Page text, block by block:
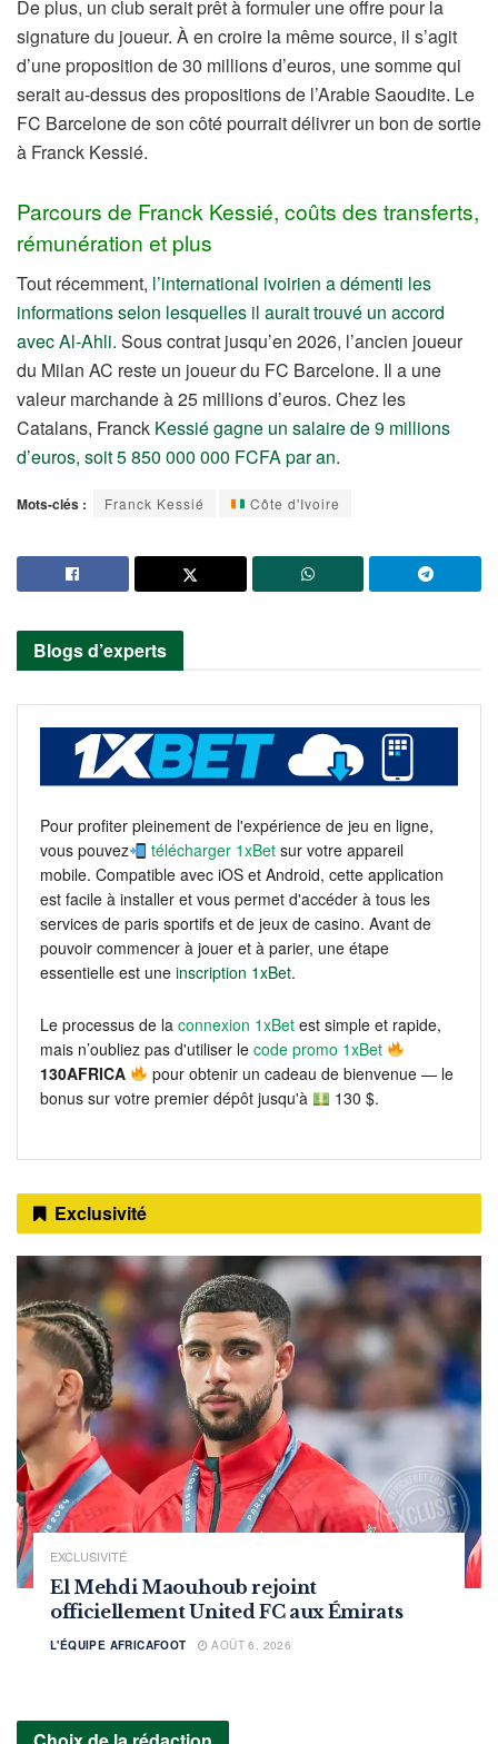
De plus, un club serait prêt à formuler une offre pour la
signature du joueur. À en croire la même source, il s’agit
d’une proposition de 30 millions d’euros, une somme qui
serait au-dessus des propositions de l’Arabie Saoudite. Le
FC Barcelone de son côté pourrait délivrer un bon de sortie
à Franck Kessié.
Parcours de Franck Kessié, coûts des transferts,
rémunération et plus
Tout récemment, l’international ivoirien a démenti les
informations selon lesquelles il aurait trouvé un accord
avec Al-Ahli. Sous contrat jusqu’en 2026, l’ancien joueur
du Milan AC reste un joueur du FC Barcelone. Il a une
valeur marchande à 25 millions d’euros. Chez les
Catalans, Franck Kessié gagne un salaire de 9 millions
d’euros, soit 5 850 000 000 FCFA par an.
Mots-clés : Franck Kessié Côte d'Ivoire
Blogs d’experts
Pour profiter pleinement de l'expérience de jeu en ligne,
vous pouvez
télécharger 1xBet sur votre appareil
mobile. Compatible avec iOS et Android, cette application
est facile à installer et vous permet d'accéder à tous les
services de paris sportifs et de jeux de casino. Avant de
pouvoir commencer à jouer et à parier, une étape
essentielle est une inscription 1xBet.
Le processus de la connexion 1xBet est simple et rapide,
mais n’oubliez pas d'utiliser le code promo 1xBet
130AFRICA
pour obtenir un cadeau de bienvenue — le
bonus sur votre premier dépôt jusqu'à
130 $.
Exclusivité
EXCLUSIVITÉ
El Mehdi Maouhoub rejoint
officiellement United FC aux Émirats
L'ÉQUIPE AFRICAFOOT AOÛT 6, 2026